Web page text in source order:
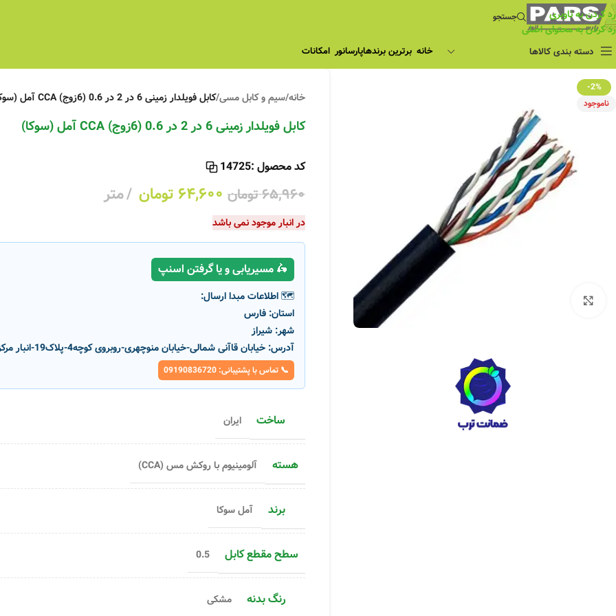
رد کردن به ناوبری
رد کردن به محتوای اصلی
جستجو
دسته بندی کالاها خانه برترین برندهاپارسانور امکانات
-2%
ناموجود
خانه/سیم و کابل مسی/کابل فویلدار زمینی 6 در 2 در 0.6 (6زوج) CCA آمل (سوکا)
کابل فویلدار زمینی 6 در 2 در 0.6 (6زوج) CCA آمل (سوکا)
کد محصول :14725
۶۵,۹۶۰تومان ۶۴,۶۰۰ تومان متر
در انبار موجود نمی باشد
🛵 مسیریابی و یا گرفتن اسنپ
🗺️ اطلاعات مبدا ارسال:
استان:فارس
شهر:شیراز
آدرس:خیابان قاآنی شمالی-خیابان منوچهری-روبروی کوچه4-پلاک19-انبار مرکزی پارسانور
📞 تماس با پشتیبانی: 09190836720
ساخت ایران
هسته آلومینیوم با روکش مس (CCA)
برند آمل سوکا
سطح مقطع کابل 0.5
رنگ بدنه مشکی